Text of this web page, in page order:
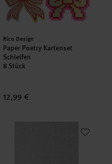
Hersteller:
Rico Design
Paper Poetry Kartenset
Schleifen
8 Stück
12,99 €
Silber
Paper Poetry Glitterkarton